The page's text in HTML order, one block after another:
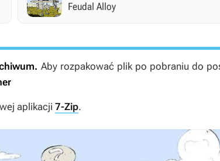
Feudal Alloy
Aby rozpakować plik po pobraniu do
aplikacji 7-Zip.